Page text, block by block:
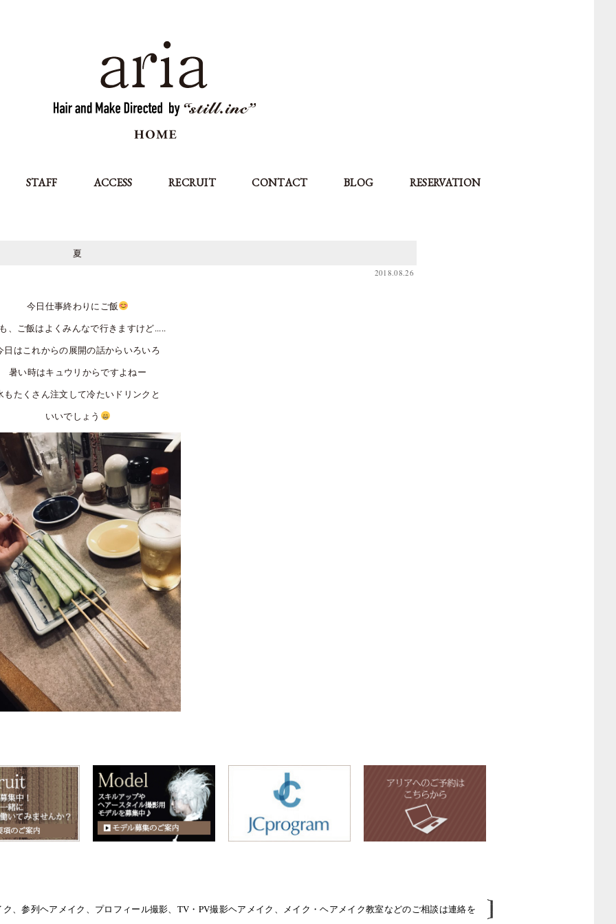
STAFF ACCESS RECRUIT CONTACT BLOG RESERVATION
夏
2018.08.26
今日仕事終わりにご飯
、ご飯はよくみんなで行きますけど.....
日はこれからの展開の話からいろいろ
暑い時はキュウリからですよねー
もたくさん注文して冷たいドリンクと
いいでしょう
、参列ヘアメイク、プロフィール撮影、TV・PV撮影ヘアメイク、メイク・ヘアメイク教室などのご相談は連絡を